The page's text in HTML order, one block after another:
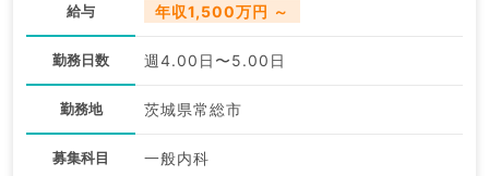
給与 年収1,500万円 ～
勤務日数 週4.00日〜5.00日
勤務地 茨城県常総市
募集科目 一般内科